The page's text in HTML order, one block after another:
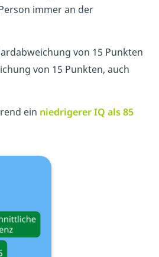
immer an der
von 15 Punkten
von 15 Punkten, auch
ein niedrigerer IQ als 85